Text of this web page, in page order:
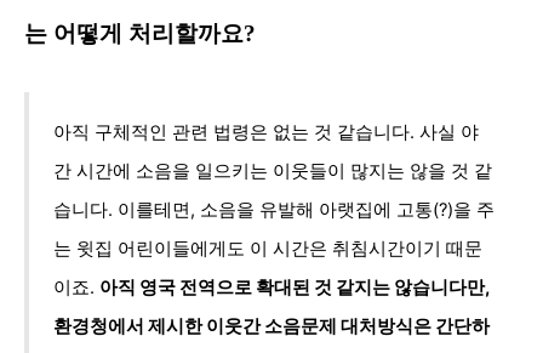
는 어떻게 처리할까요?
아직 구체적인 관련 법령은 없는 것 같습니다. 사실 야
간 시간에 소음을 일으키는 이웃들이 많지는 않을 것 같
습니다. 이를테면, 소음을 유발해 아랫집에 고통(?)을 주
는 윗집 어린이들에게도 이 시간은 취침시간이기 때문
이죠. 아직 영국 전역으로 확대된 것 같지는 않습니다만,
환경청에서 제시한 이웃간 소음문제 대처방식은 간단하